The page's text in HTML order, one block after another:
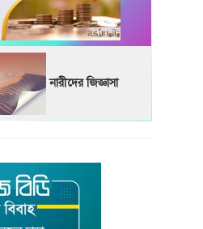
নারীদের জিজ্ঞাসা